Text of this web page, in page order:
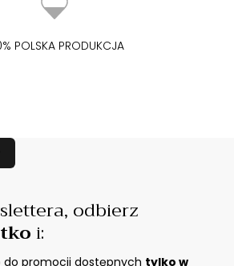
POLSKA PRODUKCJA
odbierz
i:
do promocji dostępnych tylko w